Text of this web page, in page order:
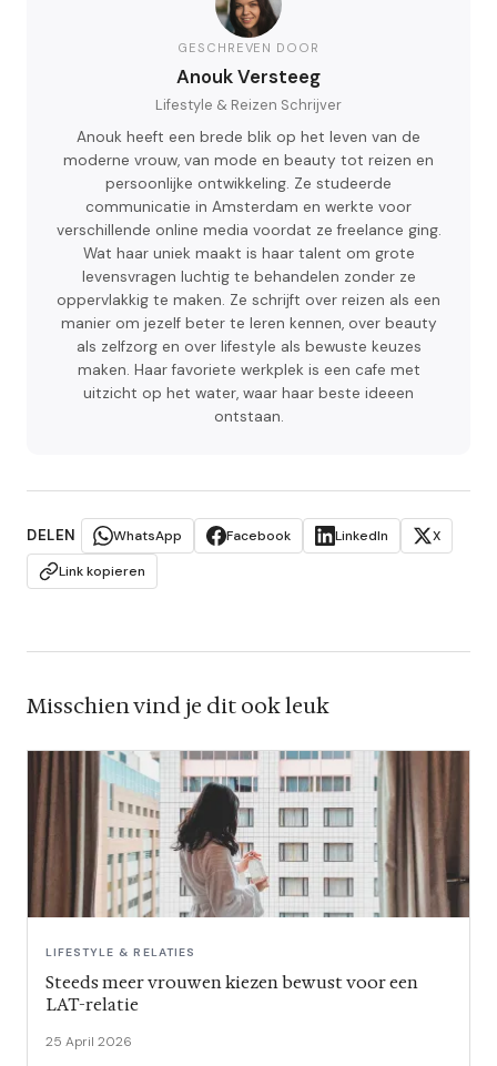
GESCHREVEN DOOR
Anouk Versteeg
Lifestyle & Reizen Schrijver
Anouk heeft een brede blik op het leven van de
moderne vrouw, van mode en beauty tot reizen en
persoonlijke ontwikkeling. Ze studeerde
communicatie in Amsterdam en werkte voor
verschillende online media voordat ze freelance ging.
Wat haar uniek maakt is haar talent om grote
levensvragen luchtig te behandelen zonder ze
oppervlakkig te maken. Ze schrijft over reizen als een
manier om jezelf beter te leren kennen, over beauty
als zelfzorg en over lifestyle als bewuste keuzes
maken. Haar favoriete werkplek is een cafe met
uitzicht op het water, waar haar beste ideeen
ontstaan.
DELEN WhatsApp Facebook LinkedIn
X
Link kopieren
Misschien vind je dit ook leuk
LIFESTYLE & RELATIES
Steeds meer vrouwen kiezen bewust voor een
LAT-relatie
25 April 2026